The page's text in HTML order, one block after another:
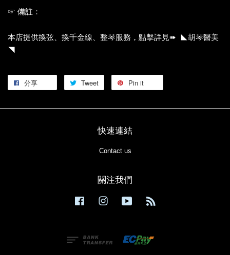
☞ 備註：
本店提供換弦、換千金線、整琴服務，點擊詳見➠ ◣胡琴醫美
◥
分享 Tweet Pin it
快速連結
Contact us
關注我們
Facebook Instagram YouTube